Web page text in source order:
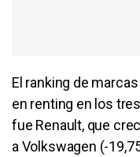
El ranking de
en renting en los
fue Renault, que
a Volkswagen (-